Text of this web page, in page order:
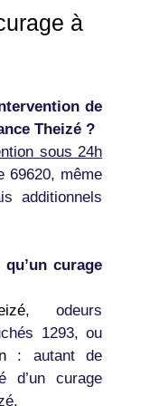
à
de
Theizé ?
sous 24h
69620, même
additionnels
curage
, odeurs
1293, ou
: autant de
d’un curage